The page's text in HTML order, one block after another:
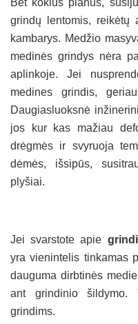
Bet kokius planus,
grindų lentomis,
kambarys. Medžio
medinės grindys nėra
aplinkoje. Jei
medines grindis,
Daugiasluoksnė
jos kur kas mažiau
drėgmės ir svyruoja
dėmės, išsipūs,
plyšiai.
Jei svarstote apie
yra vienintelis tinkamas
dauguma dirbtinės
ant grindinio šildymo.
grindims.